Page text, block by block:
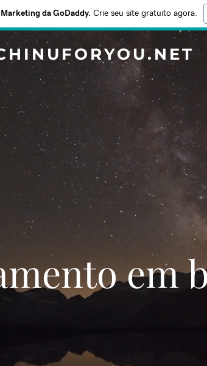
da GoDaddy. Crie seu site gratuito agora.
em